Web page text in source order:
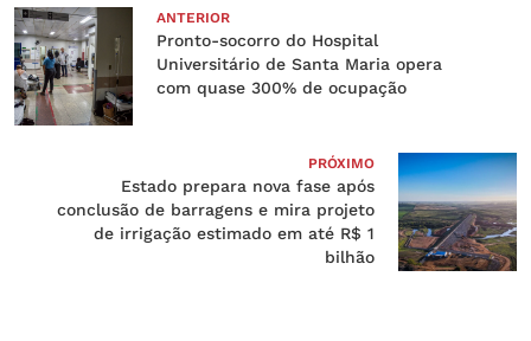
ANTERIOR
Pronto-socorro do Hospital
Universitário de Santa Maria opera
com quase 300% de ocupação
PRÓXIMO
Estado prepara nova fase após
conclusão de barragens e mira projeto
de irrigação estimado em até R$ 1
bilhão